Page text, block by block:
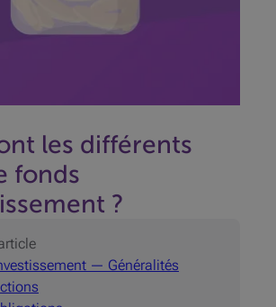
les différents
fonds
?
— Généralités